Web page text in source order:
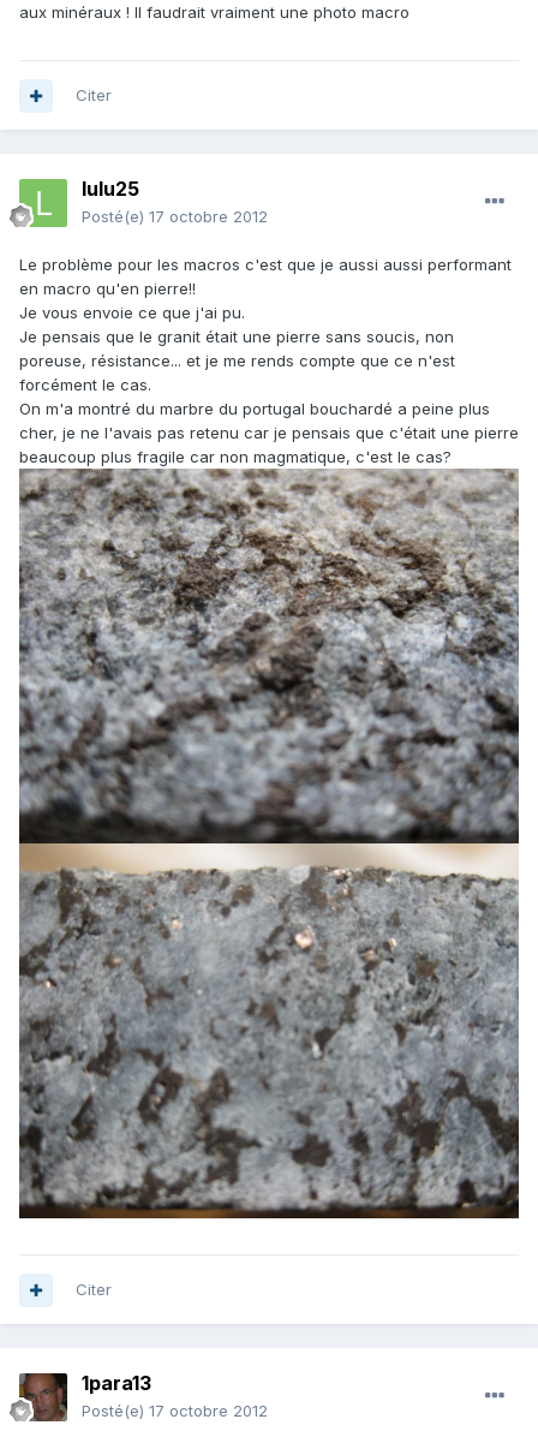
aux minéraux ! Il faudrait vraiment une photo macro
Citer
lulu25
Posté(e) 17 octobre 2012
Le problème pour les macros c'est que je aussi aussi performant
en macro qu'en pierre!!
Je vous envoie ce que j'ai pu.
Je pensais que le granit était une pierre sans soucis, non
poreuse, résistance... et je me rends compte que ce n'est
forcément le cas.
On m'a montré du marbre du portugal bouchardé a peine plus
cher, je ne l'avais pas retenu car je pensais que c'était une pierre
beaucoup plus fragile car non magmatique, c'est le cas?
Citer
1para13
Posté(e) 17 octobre 2012